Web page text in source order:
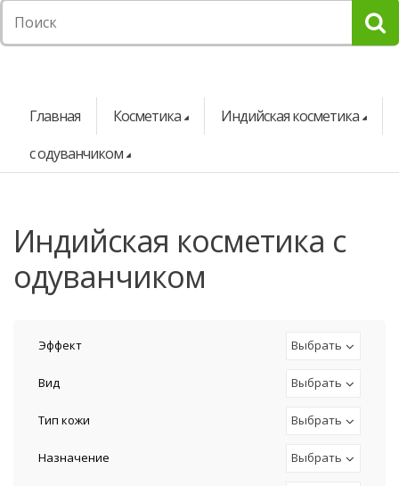
Главная Косметика
Индийская косметика
с одуванчиком
индийская косметика с
одуванчиком
Эффект Выбрать
Вид Выбрать
Тип кожи Выбрать
Назначение Выбрать